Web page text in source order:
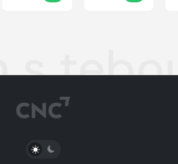
s
PŘEPNOUT SVĚTLÝ/TMAVÝ REŽIM